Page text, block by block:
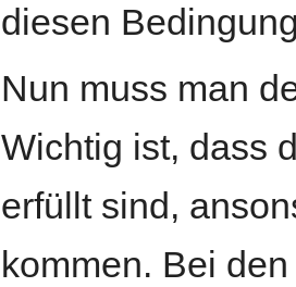
diesen
Nun muss man
Wichtig ist, dass
erfüllt sind,
kommen. Bei